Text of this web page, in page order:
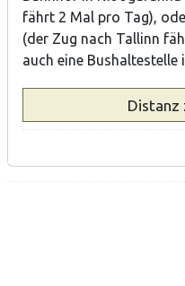
fährt 2 Mal pro Tag),
(der Zug nach Tallinn
auch eine Bushaltestelle
Distanz